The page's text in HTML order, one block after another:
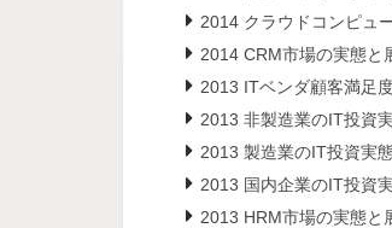
2014 クラウドコンピュ
2014 CRM市場の実態と
2013 ITベンダ顧客満足
2013 非製造業のIT投資
2013 製造業のIT投資実
2013 国内企業のIT投資
2013 HRM市場の実態と